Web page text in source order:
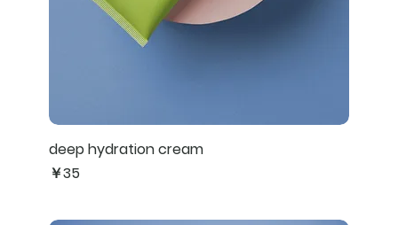
deep hydration cream
価格
￥35